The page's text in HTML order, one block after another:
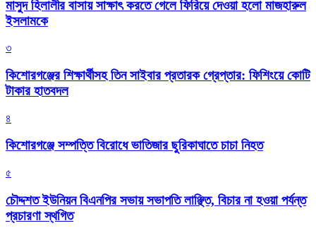
মাসুদ হিলালীর বাসায় সাক্ষাৎ করতে গেলে ফিরিয়ে দেওয়া হলো মাজহারুল
ইসলামকে
৩
কিশোরগঞ্জের শিক্ষার্থীসহ তিন সাইবার প্রতারক গ্রেপ্তার: ফিশিংয়ে কোটি
টাকার হাতবদল
৪
কিশোরগঞ্জে সম্পত্তি বিরোধে ভাতিজার ছুরিকাঘাতে চাচা নিহত
৫
চৌদ্দশত ইউনিয়ন বিএনপির সভায় সভাপতি লাঞ্ছিত, বিচার না হওয়া পর্যন্ত
প্রচারণা স্থগিত